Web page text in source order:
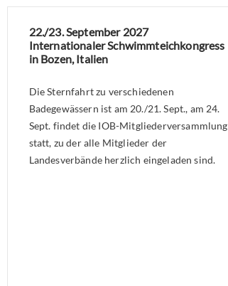
22./23. September 2027
Internationaler Schwimmteichkongress
in Bozen, Italien
Die Sternfahrt zu verschiedenen
Badegewässern ist am 20./21. Sept., am 24.
Sept. findet die IOB-Mitgliederversammlung
statt, zu der alle Mitglieder der
Landesverbände herzlich eingeladen sind.